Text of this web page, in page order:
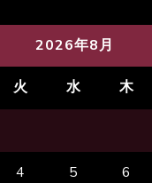
2026年8月
火 水 木
4 5 6